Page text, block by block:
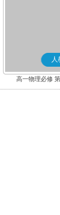
人
高一物理必修